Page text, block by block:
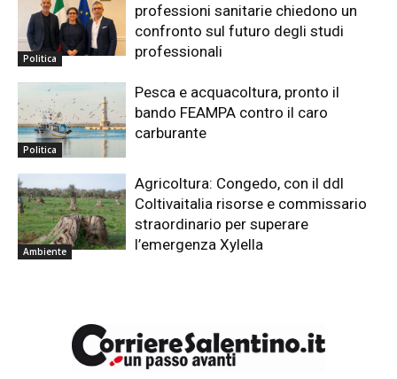
Politica
professioni sanitarie chiedono un
confronto sul futuro degli studi
professionali
Politica
Pesca e acquacoltura, pronto il
bando FEAMPA contro il caro
carburante
Ambiente
Agricoltura: Congedo, con il ddl
Coltivaitalia risorse e commissario
straordinario per superare
l’emergenza Xylella